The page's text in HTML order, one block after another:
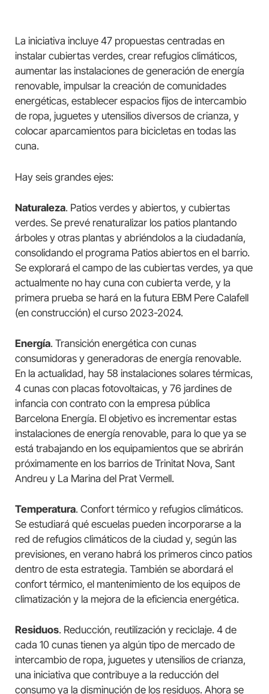
La iniciativa incluye 47 propuestas centradas en
instalar cubiertas verdes, crear refugios climáticos,
aumentar las instalaciones de generación de energía
renovable, impulsar la creación de comunidades
energéticas, establecer espacios fijos de intercambio
de ropa, juguetes y utensilios diversos de crianza, y
colocar aparcamientos para bicicletas en todas las
cuna.
Hay seis grandes ejes:
Naturaleza. Patios verdes y abiertos, y cubiertas
verdes. Se prevé renaturalizar los patios plantando
árboles y otras plantas y abriéndolos a la ciudadanía,
consolidando el programa Patios abiertos en el barrio.
Se explorará el campo de las cubiertas verdes, ya que
actualmente no hay cuna con cubierta verde, y la
primera prueba se hará en la futura EBM Pere Calafell
(en construcción) el curso 2023-2024.
Energía. Transición energética con cunas
consumidoras y generadoras de energía renovable.
En la actualidad, hay 58 instalaciones solares térmicas,
4 cunas con placas fotovoltaicas, y 76 jardines de
infancia con contrato con la empresa pública
Barcelona Energía. El objetivo es incrementar estas
instalaciones de energía renovable, para lo que ya se
está trabajando en los equipamientos que se abrirán
próximamente en los barrios de Trinitat Nova, Sant
Andreu y La Marina del Prat Vermell.
Temperatura. Confort térmico y refugios climáticos.
Se estudiará qué escuelas pueden incorporarse a la
red de refugios climáticos de la ciudad y, según las
previsiones, en verano habrá los primeros cinco patios
dentro de esta estrategia. También se abordará el
confort térmico, el mantenimiento de los equipos de
climatización y la mejora de la eficiencia energética.
Residuos. Reducción, reutilización y reciclaje. 4 de
cada 10 cunas tienen ya algún tipo de mercado de
intercambio de ropa, juguetes y utensilios de crianza,
una iniciativa que contribuye a la reducción del
consumo ya la disminución de los residuos. Ahora se